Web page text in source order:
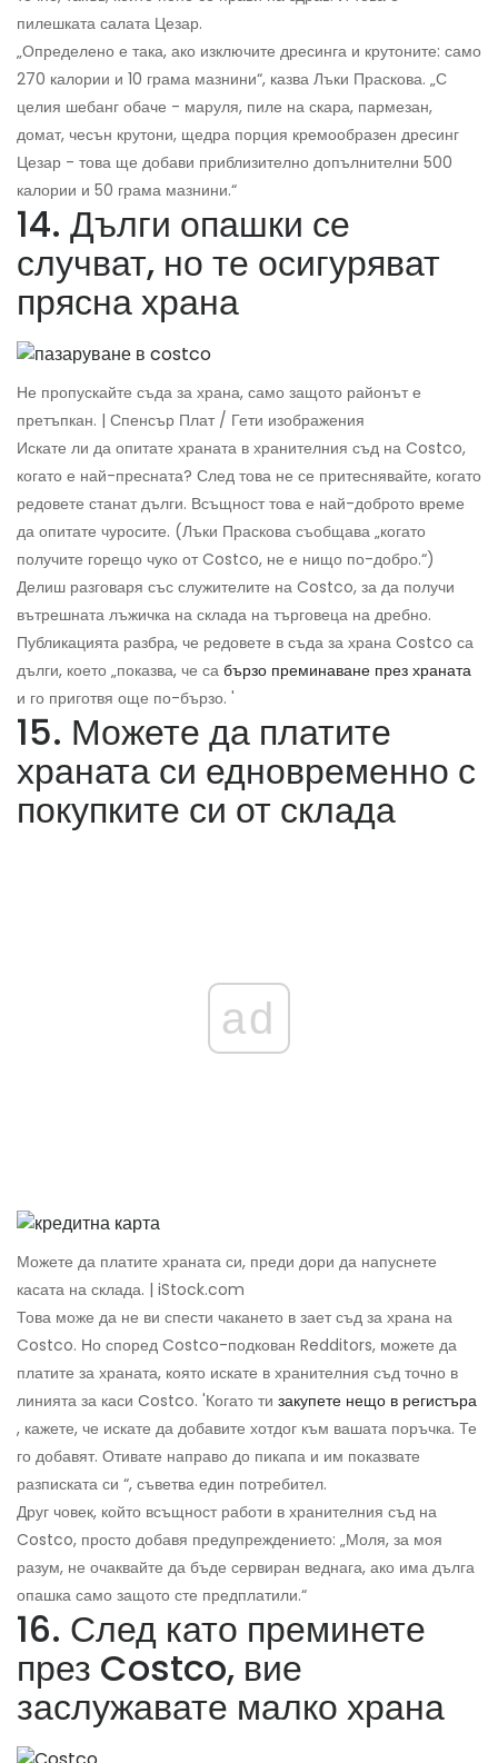
пилешката салата Цезар.
„Определено е така, ако изключите дресинга и крутоните: само
270 калории и 10 грама мазнини“, казва Лъки Праскова. „С
целия шебанг обаче - маруля, пиле на скара, пармезан,
домат, чесън крутони, щедра порция кремообразен дресинг
Цезар - това ще добави приблизително допълнителни 500
калории и 50 грама мазнини.“
14. Дълги опашки се
случват, но те осигуряват
прясна храна
Не пропускайте съда за храна, само защото районът е
претъпкан. | Спенсър Плат / Гети изображения
Искате ли да опитате храната в хранителния съд на Costco,
когато е най-пресната? След това не се притеснявайте, когато
редовете станат дълги. Всъщност това е най-доброто време
да опитате чуросите. (Лъки Праскова съобщава „когато
получите горещо чуко от Costco, не е нищо по-добро.“)
Делиш разговаря със служителите на Costco, за да получи
вътрешната лъжичка на склада на търговеца на дребно.
Публикацията разбра, че редовете в съда за храна Costco са
дълги, което „показва, че са бързо преминаване през храната
и го приготвя още по-бързо. '
15. Можете да платите
храната си едновременно с
покупките си от склада
ad
Можете да платите храната си, преди дори да напуснете
касата на склада. | iStock.com
Това може да не ви спести чакането в зает съд за храна на
Costco. Но според Costco-подкован Redditors, можете да
платите за храната, която искате в хранителния съд точно в
линията за каси Costco. 'Когато ти закупете нещо в регистъра
, кажете, че искате да добавите хотдог към вашата поръчка. Те
го добавят. Отивате направо до пикапа и им показвате
разписката си “, съветва един потребител.
Друг човек, който всъщност работи в хранителния съд на
Costco, просто добавя предупреждението: „Моля, за моя
разум, не очаквайте да бъде сервиран веднага, ако има дълга
опашка само защото сте предплатили.“
16. След като преминете
през Costco, вие
заслужавате малко храна